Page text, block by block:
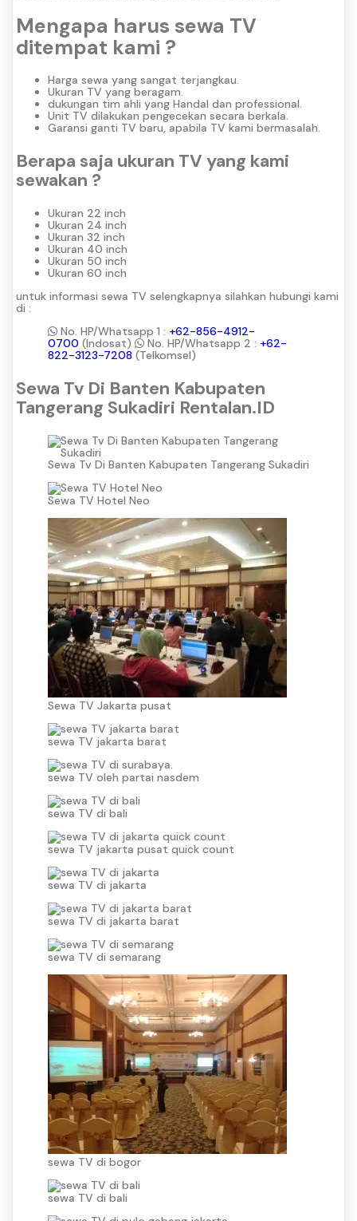
Mengapa harus sewa TV
ditempat kami ?
Harga sewa yang sangat terjangkau.
Ukuran TV yang beragam.
dukungan tim ahli yang Handal dan professional.
Unit TV dilakukan pengecekan secara berkala.
Garansi ganti TV baru, apabila TV kami bermasalah.
Berapa saja ukuran TV yang kami
sewakan ?
Ukuran 22 inch
Ukuran 24 inch
Ukuran 32 inch
Ukuran 40 inch
Ukuran 50 inch
Ukuran 60 inch
untuk informasi sewa TV selengkapnya silahkan hubungi kami
di :
No. HP/Whatsapp 1 : +62-856-4912-
0700 (Indosat) No. HP/Whatsapp 2 : +62-
822-3123-7208 (Telkomsel)
Sewa Tv Di Banten Kabupaten
Tangerang Sukadiri Rentalan.ID
Sewa Tv Di Banten Kabupaten Tangerang Sukadiri
Sewa TV Hotel Neo
Sewa TV Jakarta pusat
sewa TV jakarta barat
sewa TV oleh partai nasdem
sewa TV di bali
sewa TV jakarta pusat quick count
sewa TV di jakarta
sewa TV di jakarta barat
sewa TV di semarang
sewa TV di bogor
sewa TV di bali